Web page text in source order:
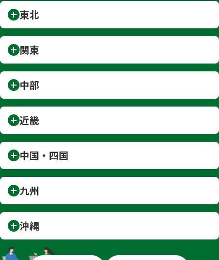
東北
関東
中部
近畿
中国・四国
九州
沖縄